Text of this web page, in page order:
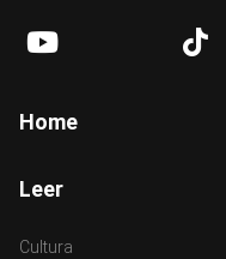
Footer
Home
Leer
Cultura